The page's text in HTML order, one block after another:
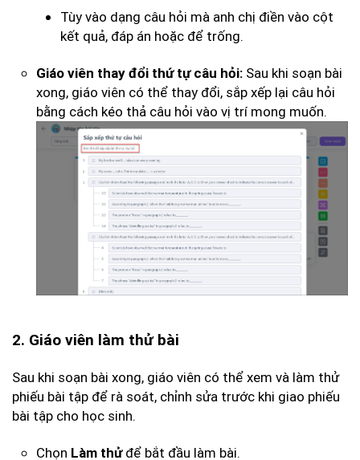
Tùy vào dạng câu hỏi mà anh chị điền vào cột
kết quả, đáp án hoặc để trống.
Giáo viên thay đổi thứ tự câu hỏi: Sau khi soạn bài
xong, giáo viên có thể thay đổi, sắp xếp lại câu hỏi
bằng cách kéo thả câu hỏi vào vị trí mong muốn.
2. Giáo viên làm thử bài
Sau khi soạn bài xong, giáo viên có thể xem và làm thử
phiếu bài tập để rà soát, chỉnh sửa trước khi giao phiếu
bài tập cho học sinh.
Chọn Làm thửđể bắt đầu làm bài.